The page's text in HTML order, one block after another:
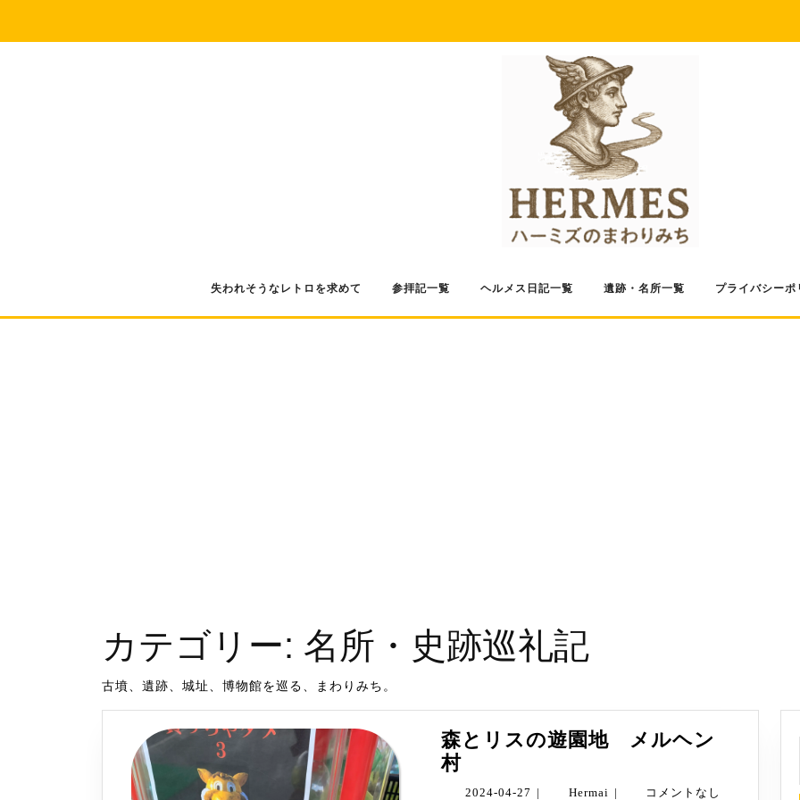
テ
失われそうなレトロを求めて 参拝記一覧 ヘルメス日記一覧 遺跡・名所一覧 プライバシーポ
カテゴリー: 名所・史跡巡礼記
古墳、遺跡、城址、博物館を巡る、まわりみち。
森とリスの遊園地 メルヘン
村森
と
2024-04-27 2024-
| Hermai Hermai
|
コメントなし